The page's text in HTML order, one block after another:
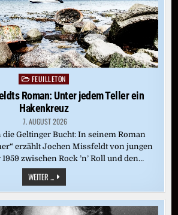
Posted
in
FEUILLETON
Roman: Unter jedem Teller ein
Hakenkreuz
7. AUGUST 2026
die Geltinger Bucht: In seinem Roman
erzählt Jochen Missfeldt von jungen
zwischen Rock ’n’ Roll und den…
WEITER ...JOCHEN
MISSFELDTS
ROMAN:
UNTER
JEDEM